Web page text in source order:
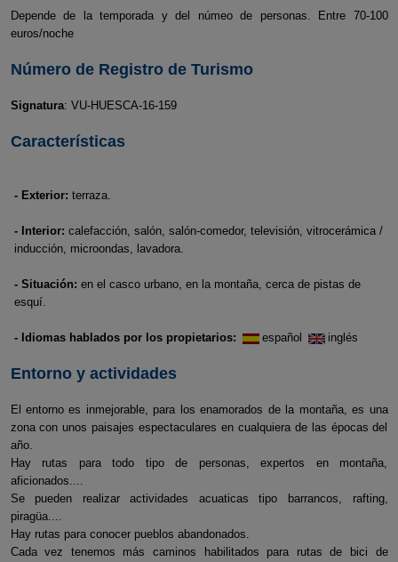
Depende de la temporada y del númeo de personas. Entre 70-100
euros/noche
Número de Registro de Turismo
Signatura: VU-HUESCA-16-159
Características
- Exterior: terraza.
- Interior: calefacción, salón, salón-comedor, televisión, vitrocerámica /
inducción, microondas, lavadora.
- Situación: en el casco urbano, en la montaña, cerca de pistas de
esquí.
- Idiomas hablados por los propietarios: español inglés
Entorno y actividades
El entorno es inmejorable, para los enamorados de la montaña, es una
zona con unos paisajes espectaculares en cualquiera de las épocas del
año.
Hay rutas para todo tipo de personas, expertos en montaña,
aficionados....
Se pueden realizar actividades acuaticas tipo barrancos, rafting,
piragüa....
Hay rutas para conocer pueblos abandonados.
Cada vez tenemos más caminos habilitados para rutas de bici de